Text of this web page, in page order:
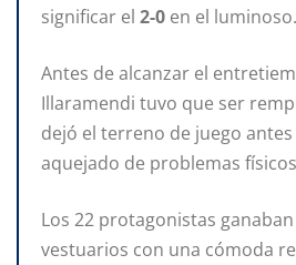
significar el 2-0 en el luminoso.
Antes de alcanzar el
Illaramendi tuvo que ser
dejó el terreno de juego
aquejado de problemas
Los 22 protagonistas
vestuarios con una cómoda